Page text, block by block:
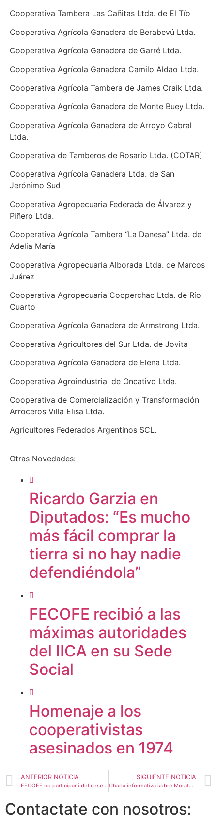
Cooperativa Tambera Las Cañitas Ltda. de El Tío
Cooperativa Agrícola Ganadera de Berabevú Ltda.
Cooperativa Agrícola Ganadera de Garré Ltda.
Cooperativa Agrícola Ganadera Camilo Aldao Ltda.
Cooperativa Agrícola Tambera de James Craik Ltda.
Cooperativa Agrícola Ganadera de Monte Buey Ltda.
Cooperativa Agrícola Ganadera de Arroyo Cabral
Ltda.
Cooperativa de Tamberos de Rosario Ltda. (COTAR)
Cooperativa Agrícola Ganadera Ltda. de San
Jerónimo Sud
Cooperativa Agropecuaria Federada de Álvarez y
Piñero Ltda.
Cooperativa Agrícola Tambera “La Danesa” Ltda. de
Adelia María
Cooperativa Agropecuaria Alborada Ltda. de Marcos
Juárez
Cooperativa Agropecuaria Cooperchac Ltda. de Río
Cuarto
Cooperativa Agrícola Ganadera de Armstrong Ltda.
Cooperativa Agricultores del Sur Ltda. de Jovita
Cooperativa Agrícola Ganadera de Elena Ltda.
Cooperativa Agroindustrial de Oncativo Ltda.
Cooperativa de Comercialización y Transformación
Arroceros Villa Elisa Ltda.
Agricultores Federados Argentinos SCL.
Otras Novedades:
Ricardo Garzia en
Diputados: “Es mucho
más fácil comprar la
tierra si no hay nadie
defendiéndola”
FECOFE recibió a las
máximas autoridades
del IICA en su Sede
Social
Homenaje a los
cooperativistas
asesinados en 1974
ANTERIOR NOTICIA
FECOFE no participará del cese de comercialización
SIGUIENTE NOTICIA
Charla informativa sobre Moratoria de AFIP
Contactate con nosotros: